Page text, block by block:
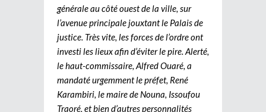
générale au côté ouest de la ville, sur
l’avenue principale jouxtant le Palais de
justice. Très vite, les forces de l’ordre ont
investi les lieux afin d’éviter le pire. Alerté,
le haut-commissaire, Alfred Ouaré, a
mandaté urgemment le préfet, René
Karambiri, le maire de Nouna, Issoufou
Traoré, et bien d’autres personnalités